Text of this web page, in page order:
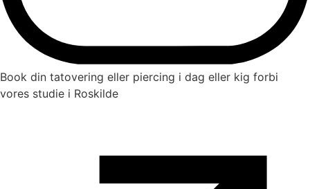
Book din tatovering eller piercing i dag eller kig forbi
vores studie i Roskilde